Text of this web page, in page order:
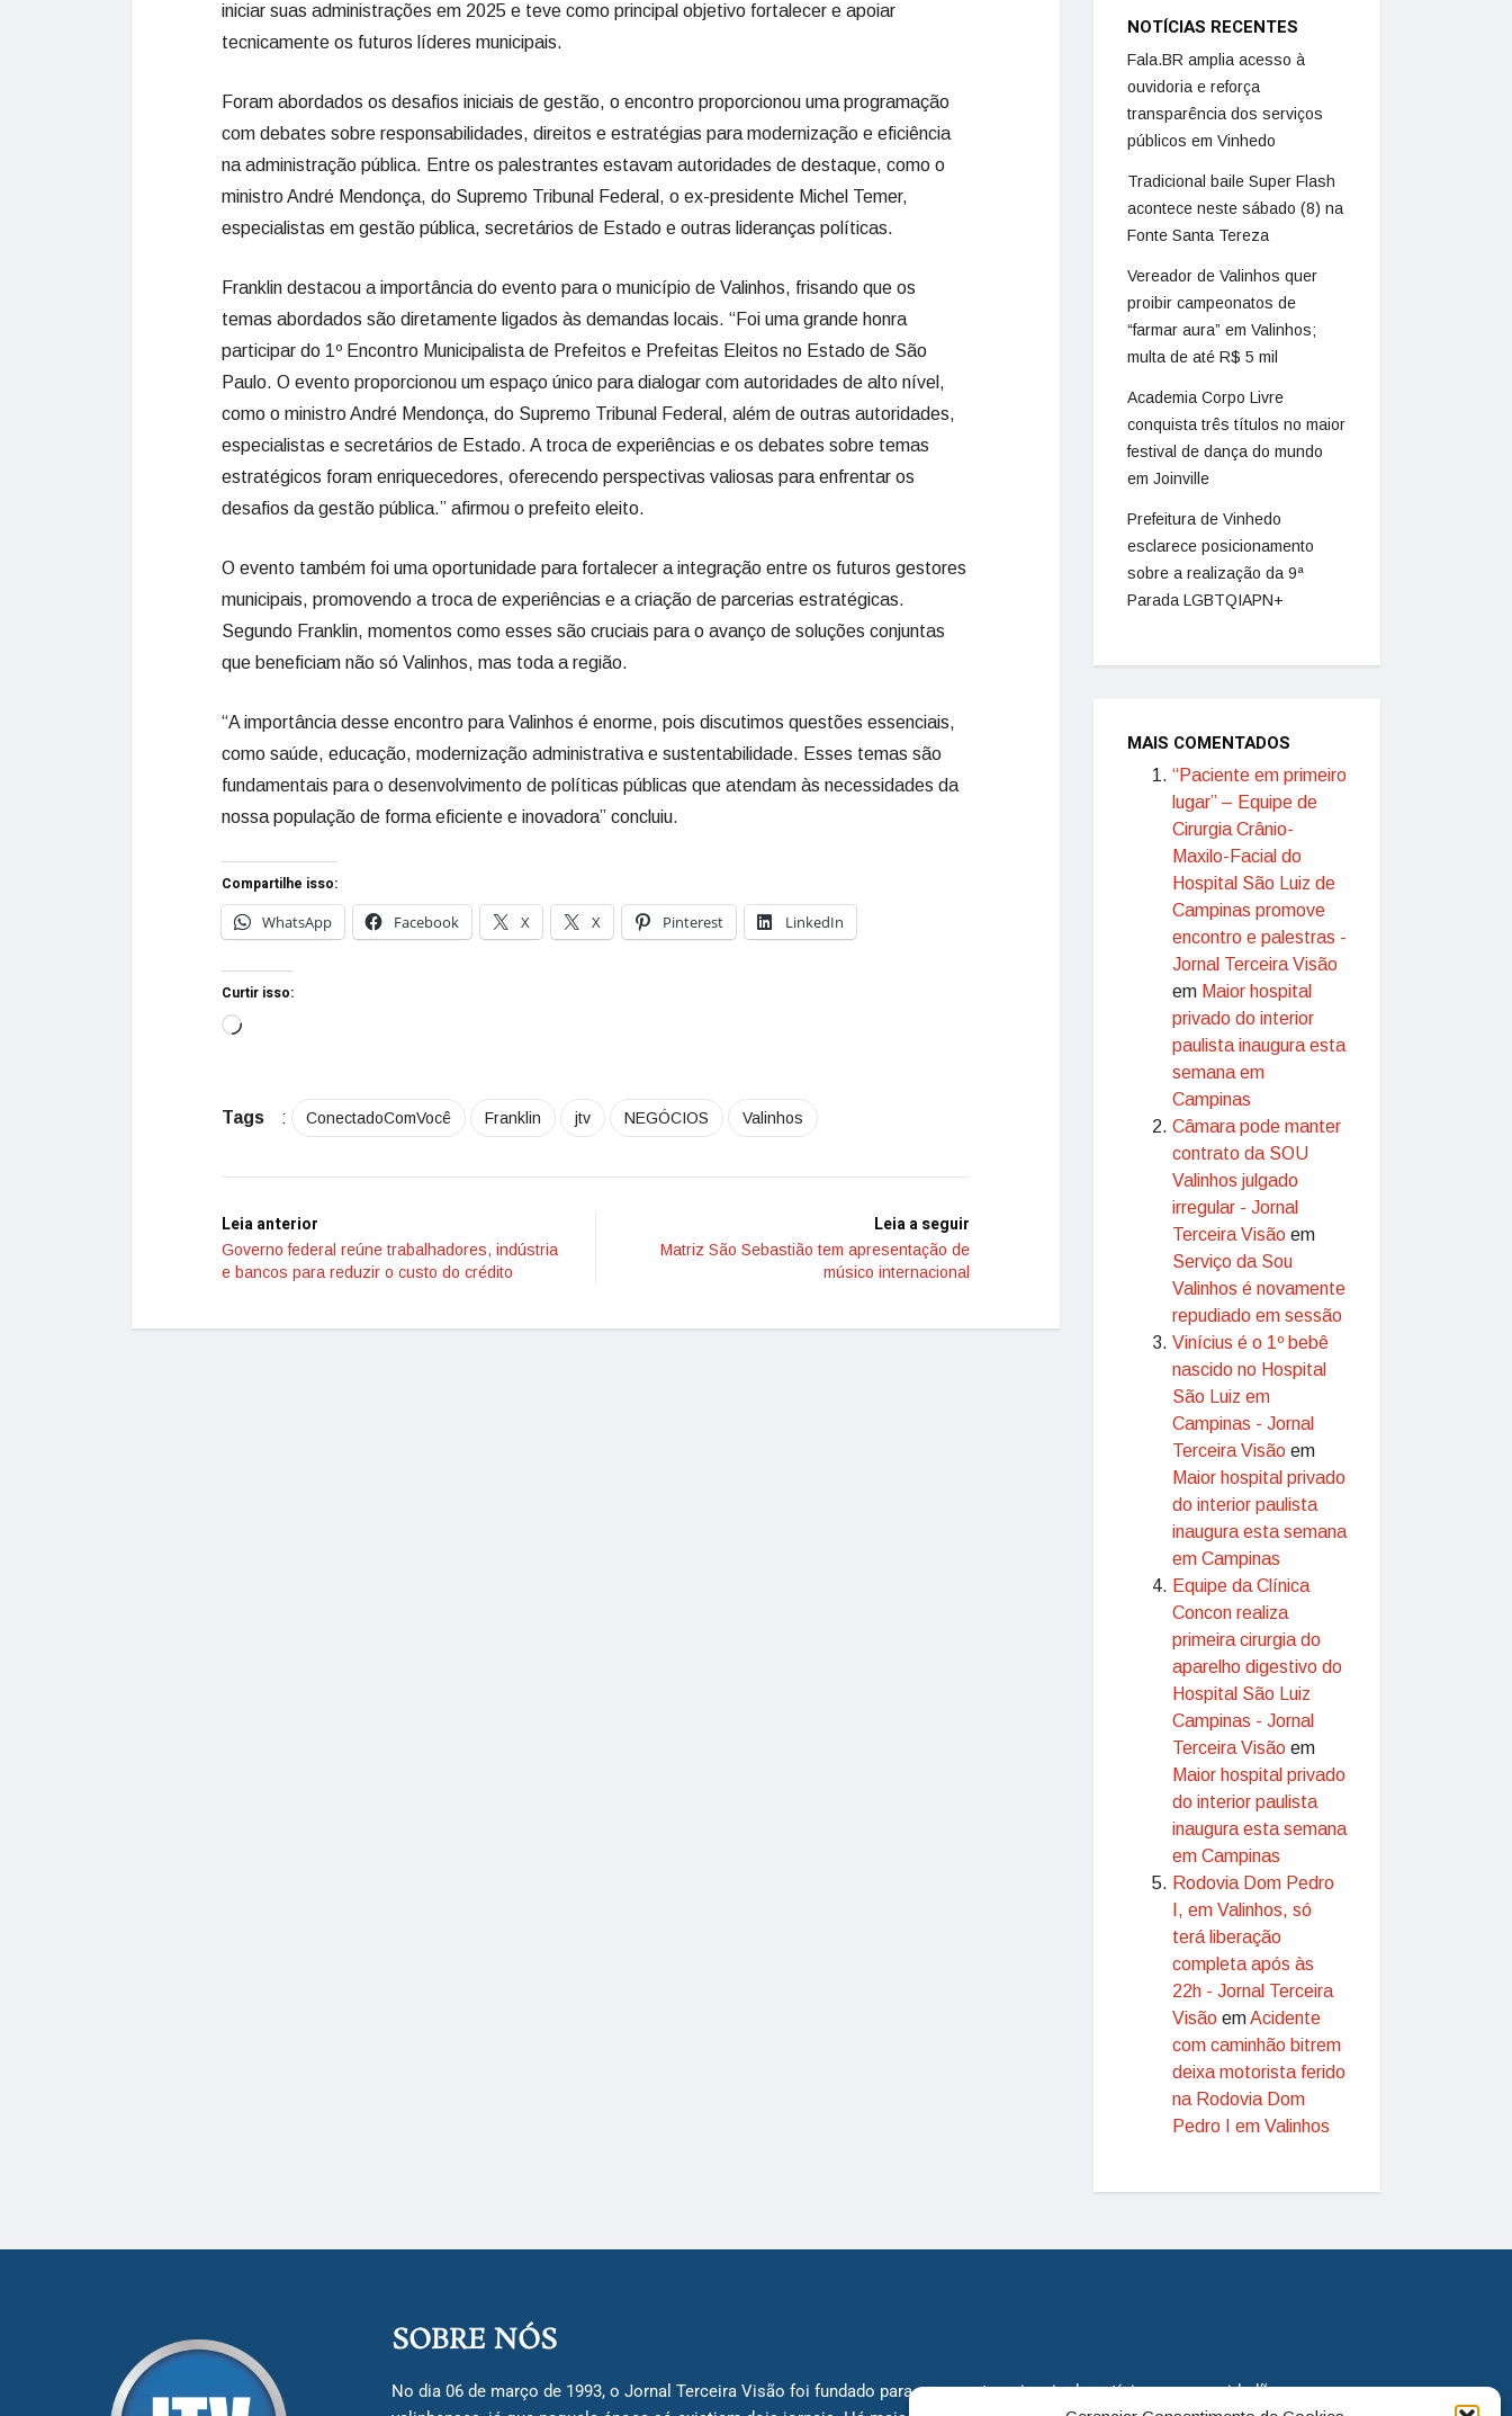
iniciar suas administrações em 2025 e teve como principal objetivo fortalecer e apoiar
tecnicamente os futuros líderes municipais.
Foram abordados os desafios iniciais de gestão, o encontro proporcionou uma programação
com debates sobre responsabilidades, direitos e estratégias para modernização e eficiência
na administração pública. Entre os palestrantes estavam autoridades de destaque, como o
ministro André Mendonça, do Supremo Tribunal Federal, o ex-presidente Michel Temer,
especialistas em gestão pública, secretários de Estado e outras lideranças políticas.
Franklin destacou a importância do evento para o município de Valinhos, frisando que os
temas abordados são diretamente ligados às demandas locais. “Foi uma grande honra
participar do 1º Encontro Municipalista de Prefeitos e Prefeitas Eleitos no Estado de São
Paulo. O evento proporcionou um espaço único para dialogar com autoridades de alto nível,
como o ministro André Mendonça, do Supremo Tribunal Federal, além de outras autoridades,
especialistas e secretários de Estado. A troca de experiências e os debates sobre temas
estratégicos foram enriquecedores, oferecendo perspectivas valiosas para enfrentar os
desafios da gestão pública.” afirmou o prefeito eleito.
O evento também foi uma oportunidade para fortalecer a integração entre os futuros gestores
municipais, promovendo a troca de experiências e a criação de parcerias estratégicas.
Segundo Franklin, momentos como esses são cruciais para o avanço de soluções conjuntas
que beneficiam não só Valinhos, mas toda a região.
“A importância desse encontro para Valinhos é enorme, pois discutimos questões essenciais,
como saúde, educação, modernização administrativa e sustentabilidade. Esses temas são
fundamentais para o desenvolvimento de políticas públicas que atendam às necessidades da
nossa população de forma eficiente e inovadora” concluiu.
Compartilhe isso:
WhatsApp
Facebook X X Pinterest LinkedIn
Curtir isso:
Tags : ConectadoComVocê Franklin jtv NEGÓCIOS Valinhos
Leia anterior
Governo federal reúne trabalhadores, indústria
e bancos para reduzir o custo do crédito
Leia a seguir
Matriz São Sebastião tem apresentação de
músico internacional
NOTÍCIAS RECENTES
Fala.BR amplia acesso à
ouvidoria e reforça
transparência dos serviços
públicos em Vinhedo
Tradicional baile Super Flash
acontece neste sábado (8) na
Fonte Santa Tereza
Vereador de Valinhos quer
proibir campeonatos de
“farmar aura” em Valinhos;
multa de até R$ 5 mil
Academia Corpo Livre
conquista três títulos no maior
festival de dança do mundo
em Joinville
Prefeitura de Vinhedo
esclarece posicionamento
sobre a realização da 9ª
Parada LGBTQIAPN+
MAIS COMENTADOS
“Paciente em primeiro
lugar” – Equipe de
Cirurgia Crânio-
Maxilo-Facial do
Hospital São Luiz de
Campinas promove
encontro e palestras -
Jornal Terceira Visão
em Maior hospital
privado do interior
paulista inaugura esta
semana em
Campinas
Câmara pode manter
contrato da SOU
Valinhos julgado
irregular - Jornal
Terceira Visão em
Serviço da Sou
Valinhos é novamente
repudiado em sessão
Vinícius é o 1º bebê
nascido no Hospital
São Luiz em
Campinas - Jornal
Terceira Visão em
Maior hospital privado
do interior paulista
inaugura esta semana
em Campinas
Equipe da Clínica
Concon realiza
primeira cirurgia do
aparelho digestivo do
Hospital São Luiz
Campinas - Jornal
Terceira Visão em
Maior hospital privado
do interior paulista
inaugura esta semana
em Campinas
Rodovia Dom Pedro
I, em Valinhos, só
terá liberação
completa após às
22h - Jornal Terceira
Visão emAcidente
com caminhão bitrem
deixa motorista ferido
na Rodovia Dom
Pedro I em Valinhos
SOBRE NÓS
No dia 06 de março de 1993, o Jornal Terceira Visão foi fundado para ser uma terceira via de notícias para os cidadãos